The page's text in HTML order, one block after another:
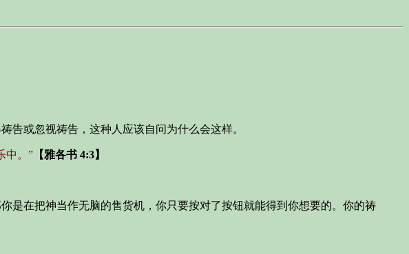
告或忽视祷告，这种人应该自问为什么会这样。
中。” 【雅各书 4:3】
是在把神当作无脑的售货机，你只要按对了按钮就能得到你想要的。你的祷